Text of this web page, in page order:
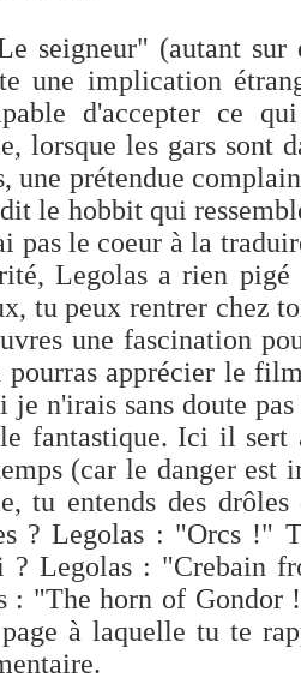
seigneur" (autant sur
une implication
d'accepter ce
lorsque les gars sont
une prétendue
le hobbit qui
pas le coeur à la
Legolas a rien
tu peux rentrer chez
une fascination
pourras apprécier le
je n'irais sans doute
fantastique. Ici il sert
(car le danger
tu entends des
? Legolas : "Orcs !"
? Legolas : "Crebain
: "The horn of Gondor
à laquelle tu te